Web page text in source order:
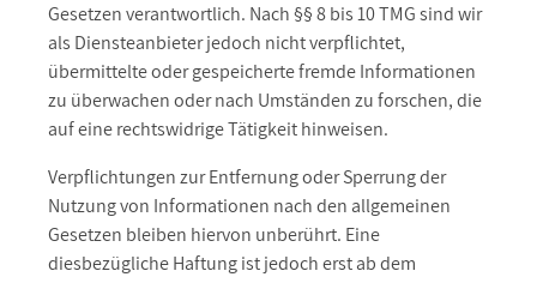
Gesetzen verantwortlich. Nach §§ 8 bis 10 TMG sind wir
als Diensteanbieter jedoch nicht verpflichtet,
übermittelte oder gespeicherte fremde Informationen
zu überwachen oder nach Umständen zu forschen, die
auf eine rechtswidrige Tätigkeit hinweisen.
Verpflichtungen zur Entfernung oder Sperrung der
Nutzung von Informationen nach den allgemeinen
Gesetzen bleiben hiervon unberührt. Eine
diesbezügliche Haftung ist jedoch erst ab dem